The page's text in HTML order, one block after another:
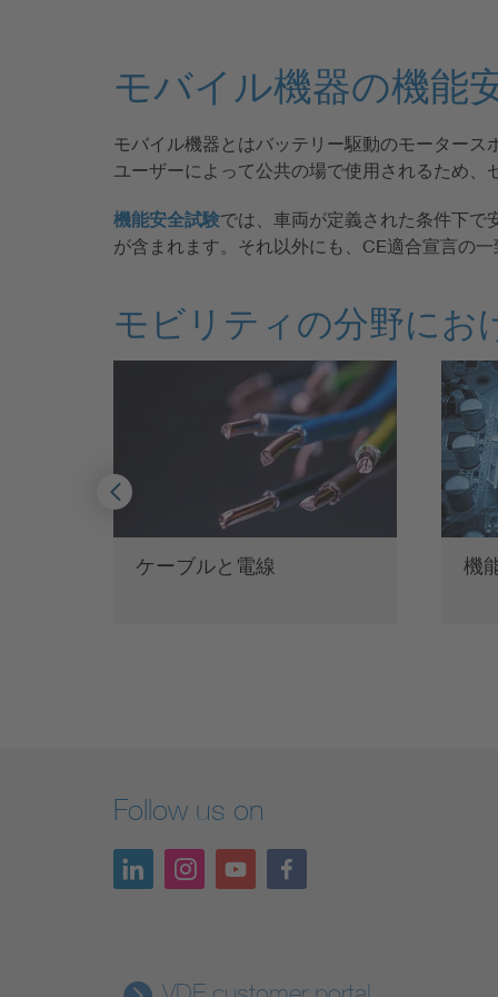
モバイル機器の機能
モバイル機器とはバッテリー駆動のモーター
ユーザーによって公共の場で使用されるため
機能安全試験では、車両が定義された条件下で
が含まれます。それ以外にも、CE適合宣言の
モビリティの分野にお
ケーブルと電線 機
Follow us on